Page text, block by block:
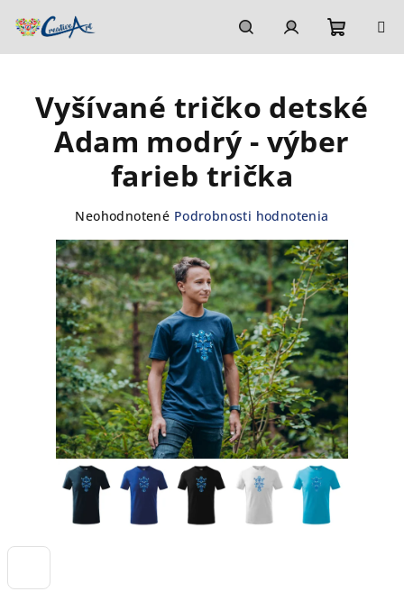
HľadaťPrihlásenie
košík
Vyšívané tričko detské
Adam modrý - výber
farieb trička
produktu
hviezdičiek.
Neohodnotené Podrobnosti hodnotenia